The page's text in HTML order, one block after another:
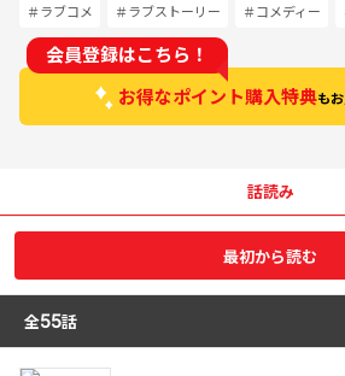
＃ラブコメ ＃ラブストーリー ＃コメディー
お得なポイント購入特典も
会員登録はこちら！
話読み
最初から読む
全55話